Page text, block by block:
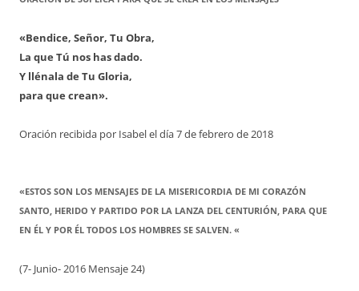
«Bendice, Señor, Tu Obra,
La que Tú nos has dado.
Y llénala de Tu Gloria,
para que crean».
Oración recibida por Isabel el día 7 de febrero de 2018
«ESTOS SON LOS MENSAJES DE LA MISERICORDIA DE MI CORAZÓN
SANTO, HERIDO Y PARTIDO POR LA LANZA DEL CENTURIÓN, PARA QUE
EN ÉL Y POR ÉL TODOS LOS HOMBRES SE SALVEN. «
(7- Junio- 2016 Mensaje 24)